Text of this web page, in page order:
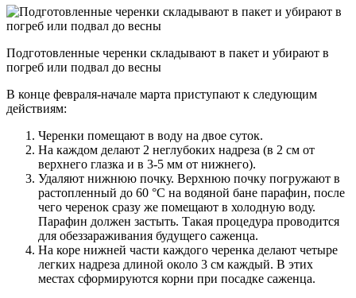
Подготовленные черенки складывают в пакет и убирают в
погреб или подвал до весны
В конце февраля-начале марта приступают к следующим
действиям:
Черенки помещают в воду на двое суток.
На каждом делают 2 неглубоких надреза (в 2 см от
верхнего глазка и в 3-5 мм от нижнего).
Удаляют нижнюю почку. Верхнюю почку погружают в
растопленный до 60 °C на водяной бане парафин, после
чего черенок сразу же помещают в холодную воду.
Парафин должен застыть. Такая процедура проводится
для обеззараживания будущего саженца.
На коре нижней части каждого черенка делают четыре
легких надреза длиной около 3 см каждый. В этих
местах сформируются корни при посадке саженца.